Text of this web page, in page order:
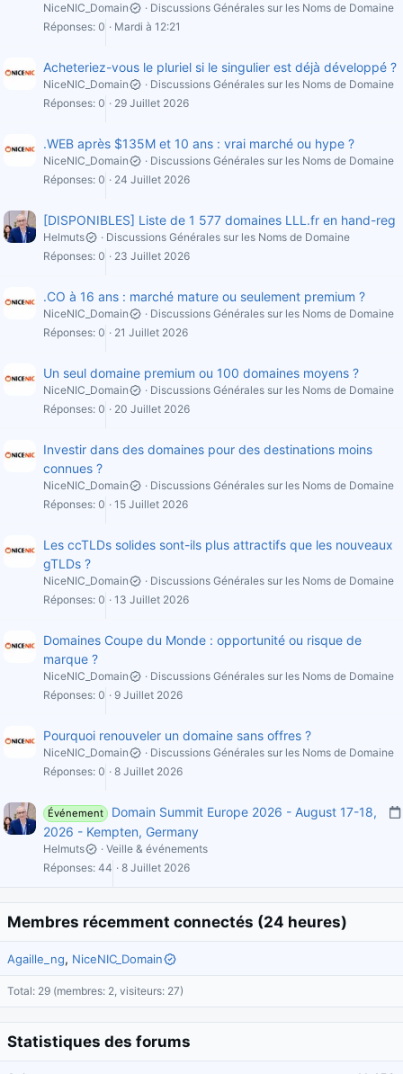
NiceNIC_Domain
Discussions Générales sur les Noms de Domaine
Réponses 0 Mardi à 12:21
Acheteriez-vous le pluriel si le singulier est déjà développé ?
NiceNIC_Domain
Discussions Générales sur les Noms de Domaine
Réponses 0 29 Juillet 2026
.WEB après $135M et 10 ans : vrai marché ou hype ?
NiceNIC_Domain
Discussions Générales sur les Noms de Domaine
Réponses 0 24 Juillet 2026
[DISPONIBLES] Liste de 1 577 domaines LLL.fr en hand-reg
Helmuts
Discussions Générales sur les Noms de Domaine
Réponses 0 23 Juillet 2026
.CO à 16 ans : marché mature ou seulement premium ?
NiceNIC_Domain
Discussions Générales sur les Noms de Domaine
Réponses 0 21 Juillet 2026
Un seul domaine premium ou 100 domaines moyens ?
NiceNIC_Domain
Discussions Générales sur les Noms de Domaine
Réponses 0 20 Juillet 2026
Investir dans des domaines pour des destinations moins
connues ?
NiceNIC_Domain
Discussions Générales sur les Noms de Domaine
Réponses 0 15 Juillet 2026
Les ccTLDs solides sont-ils plus attractifs que les nouveaux
gTLDs ?
NiceNIC_Domain
Discussions Générales sur les Noms de Domaine
Réponses 0 13 Juillet 2026
Domaines Coupe du Monde : opportunité ou risque de
marque ?
NiceNIC_Domain
Discussions Générales sur les Noms de Domaine
Réponses 0 9 Juillet 2026
Pourquoi renouveler un domaine sans offres ?
NiceNIC_Domain
Discussions Générales sur les Noms de Domaine
Réponses 0 8 Juillet 2026
Événement
Domain Summit Europe 2026 - August 17-18,
2026 - Kempten, Germany
Helmuts
Veille & événements
Réponses 44 8 Juillet 2026
Membres récemment connectés (24 heures)
Agaille_ng NiceNIC_Domain
Total: 29 (membres: 2, visiteurs: 27)
Statistiques des forums